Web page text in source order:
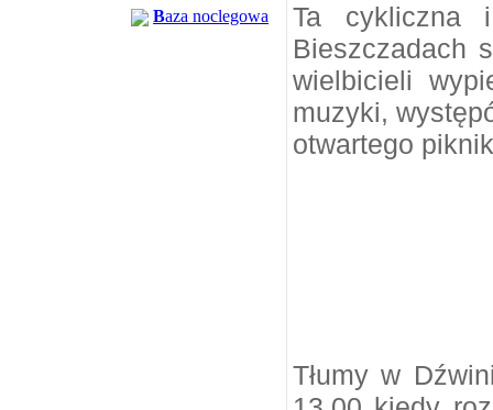
Baza noclegowa
Ta cykliczna
Bieszczadach
wielbicieli
muzyki,
otwartego
Tłumy w